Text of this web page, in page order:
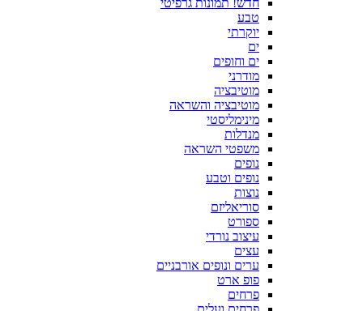
טבע
יוקרתי
ים
ים וחופים
מודרני
מוטיבציה
מוטיבציה והשראה
מינימליסטי
מנדלות
משפטי השראה
נופים
נופים וטבע
נוצות
סוריאליזם
ספורט
עיצוב נורדי
עצים
ערים ונופים אורבניים
פופ ארט
פרחים